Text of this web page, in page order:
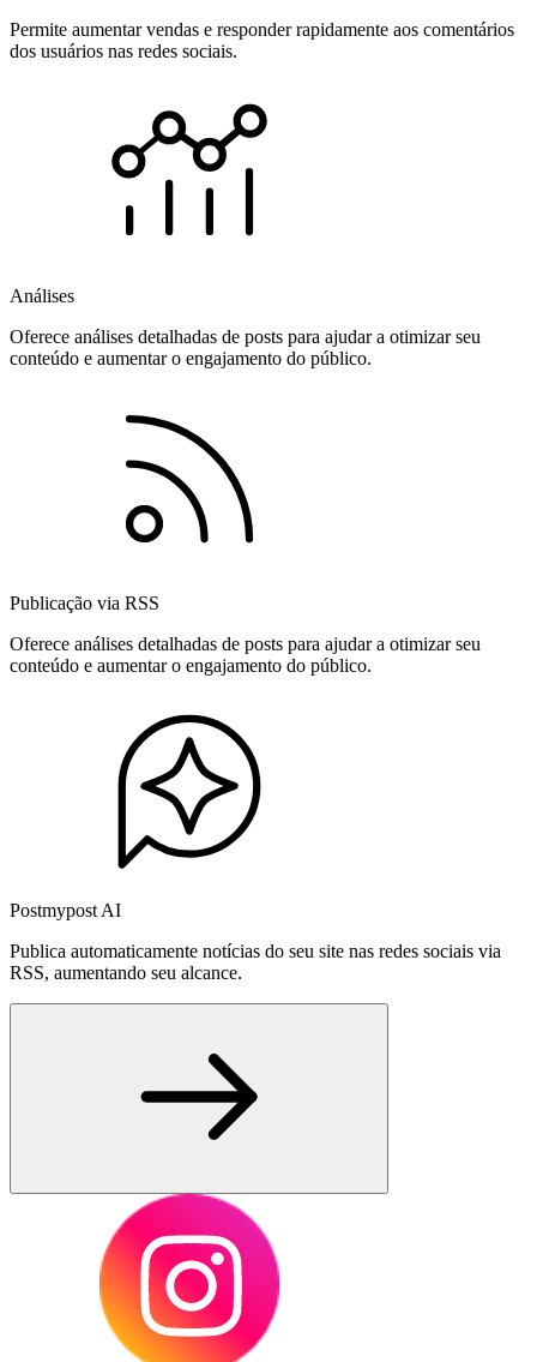
Permite aumentar vendas e responder rapidamente aos comentários
dos usuários nas redes sociais.
Análises
Oferece análises detalhadas de posts para ajudar a otimizar seu
conteúdo e aumentar o engajamento do público.
Publicação via RSS
Oferece análises detalhadas de posts para ajudar a otimizar seu
conteúdo e aumentar o engajamento do público.
Postmypost AI
Publica automaticamente notícias do seu site nas redes sociais via
RSS, aumentando seu alcance.